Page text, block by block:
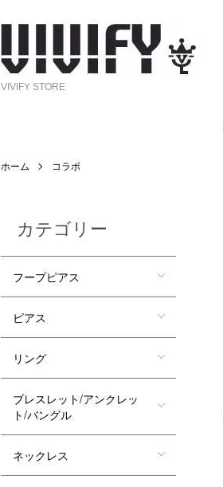
VIVIFY STORE
ホーム コラボ
カテゴリー
フープピアス
ピアス
リング
ブレスレット/アンクレッ
ト/バングル
ネックレス